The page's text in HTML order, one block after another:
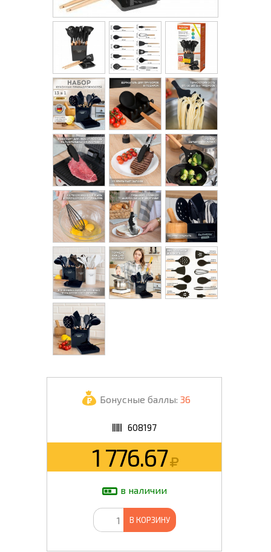
Бонусные баллы: 36
608197
1 776.67
в наличии
В КОРЗИНУ